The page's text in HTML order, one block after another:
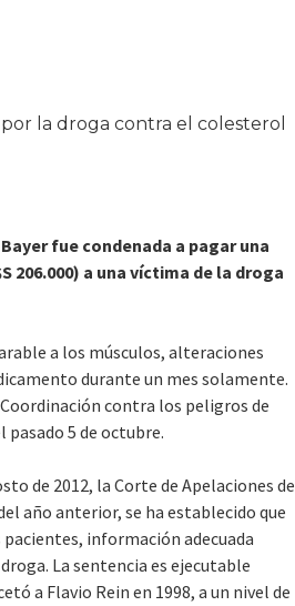
la droga contra el colesterol
fue condenada a pagar una
206.000) a una víctima de la droga
a los músculos, alteraciones
durante un mes solamente.
contra los peligros de
pasado 5 de octubre.
de 2012, la Corte de Apelaciones de
año anterior, se ha establecido que
información adecuada
La sentencia es ejecutable
a Flavio Rein en 1998, a un nivel de